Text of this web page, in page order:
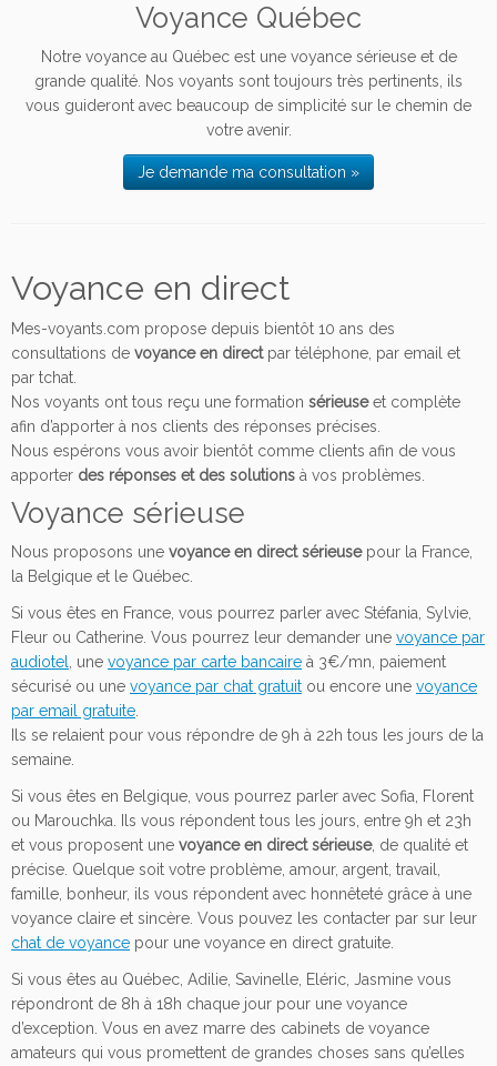
Voyance Québec
Notre voyance au Québec est une voyance sérieuse et de
grande qualité. Nos voyants sont toujours très pertinents, ils
vous guideront avec beaucoup de simplicité sur le chemin de
votre avenir.
Je demande ma consultation »
Voyance en direct
Mes-voyants.com propose depuis bientôt 10 ans des
consultations de voyance en directpar téléphone, par email et
par tchat.
Nos voyants ont tous reçu une formation sérieuseet complète
afin d’apporter à nos clients des réponses précises.
Nous espérons vous avoir bientôt comme clients afin de vous
apporter des réponses et des solutions à vos problèmes.
Voyance sérieuse
Nous proposons une voyance en direct sérieusepour la France,
la Belgique et le Québec.
Si vous êtes en France, vous pourrez parler avec Stéfania, Sylvie,
Fleur ou Catherine. Vous pourrez leur demander une voyance par
audiotel
, une voyance par carte bancaire à 3€/mn, paiement
sécurisé ou une voyance par chat gratuit ou encore une voyance
par email gratuite
Ils se relaient pour vous répondre de 9h à 22h tous les jours de la
semaine.
Si vous êtes en Belgique, vous pourrez parler avec Sofia, Florent
ou Marouchka. Ils vous répondent tous les jours, entre 9h et 23h
et vous proposent une voyance en direct sérieuse, de qualité et
précise. Quelque soit votre problème, amour, argent, travail,
famille, bonheur, ils vous répondent avec honnêteté grâce à une
voyance claire et sincère. Vous pouvez les contacter par sur leur
chat de voyance pour une voyance en direct gratuite.
Si vous êtes au Québec, Adilie, Savinelle, Eléric, Jasmine vous
répondront de 8h à 18h chaque jour pour une voyance
d’exception. Vous en avez marre des cabinets de voyance
amateurs qui vous promettent de grandes choses sans qu’elles